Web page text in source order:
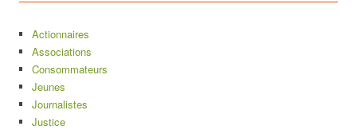
Actionnaires
Associations
Consommateurs
Jeunes
Journalistes
Justice